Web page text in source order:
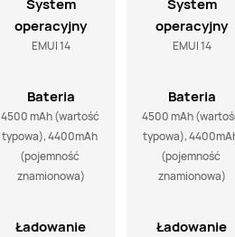
System
operacyjny
EMUI 14
Bateria
4500 mAh (wartość
typowa), 4400mAh
(pojemność
znamionowa)
Ładowanie
System
operacyjny
EMUI 14
Bateria
4500 mAh
typowa),
(pojemność
znamionowa)
Ładowanie